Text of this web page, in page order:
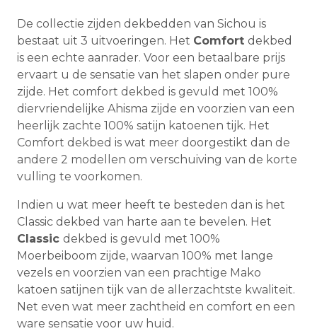
De collectie zijden dekbedden van Sichou is
bestaat uit 3 uitvoeringen. Het Comfort dekbed
is een echte aanrader. Voor een betaalbare prijs
ervaart u de sensatie van het slapen onder pure
zijde. Het comfort dekbed is gevuld met 100%
diervriendelijke Ahisma zijde en voorzien van een
heerlijk zachte 100% satijn katoenen tijk. Het
Comfort dekbed is wat meer doorgestikt dan de
andere 2 modellen om verschuiving van de korte
vulling te voorkomen.
Indien u wat meer heeft te besteden dan is het
Classic dekbed van harte aan te bevelen. Het
Classic dekbed is gevuld met 100%
Moerbeiboom zijde, waarvan 100% met lange
vezels en voorzien van een prachtige Mako
katoen satijnen tijk van de allerzachtste kwaliteit.
Net even wat meer zachtheid en comfort en een
ware sensatie voor uw huid.